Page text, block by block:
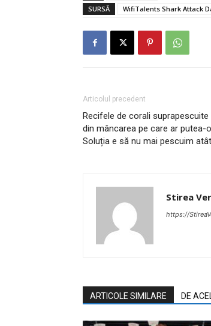
SURSĂ
WifiTalents Shark Attack
Articolul precedent
Recifele de corali
din mâncarea pe care ar putea-
Soluția e să nu mai pescuim atât
Stirea
https://
ARTICOLE SIMILARE DE